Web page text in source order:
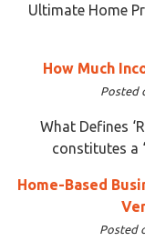
Ultimate Home
How Much
Posted
What Defines
constitutes a
Home-Based
Posted